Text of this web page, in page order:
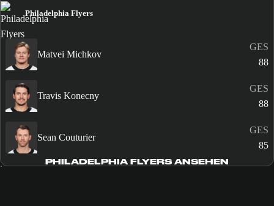
Philadelphia Flyers
Matvei Michkov
GES
88
Travis Konecny
GES
88
Sean Couturier
GES
85
PHILADELPHIA FLYERS ANSEHEN